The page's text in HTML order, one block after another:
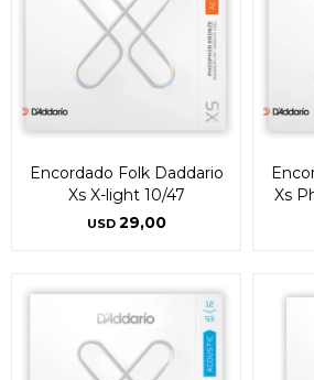
Encordado Folk Daddario
Xs X-light 10/47
USD 29,00
Xs